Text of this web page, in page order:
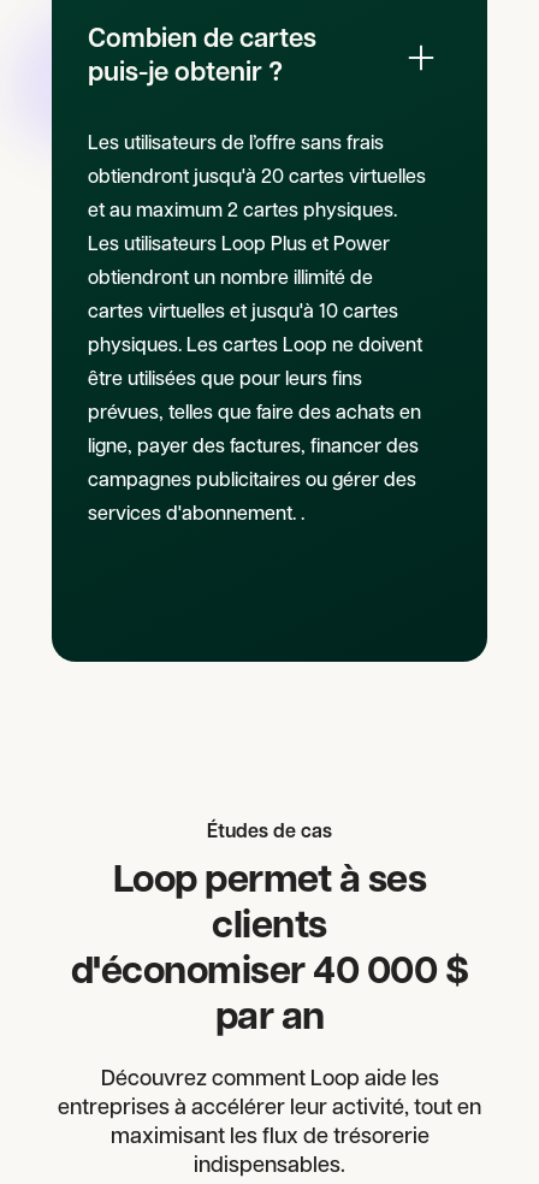
Combien de cartes
puis-je obtenir ?
Les utilisateurs de l’offre sans frais
obtiendront jusqu'à 20 cartes virtuelles
et au maximum 2 cartes physiques.
Les utilisateurs Loop Plus et Power
obtiendront un nombre illimité de
cartes virtuelles et jusqu'à 10 cartes
physiques. Les cartes Loop ne doivent
être utilisées que pour leurs fins
prévues, telles que faire des achats en
ligne, payer des factures, financer des
campagnes publicitaires ou gérer des
services d'abonnement. .
Études de cas
Loop permet à ses
clients
d'économiser 40 000 $
par an
Découvrez comment Loop aide les
entreprises à accélérer leur activité, tout en
maximisant les flux de trésorerie
indispensables.